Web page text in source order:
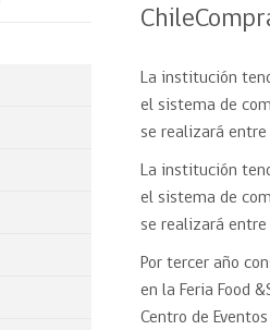
Participación Ciudadana
Sé parte de nuestro equipo
Eficiencia
Gratis y en
Certificación
Centro de
Asesorías
Compras
Datos Abiertos
La institución
el sistema de
se realizará
La institución
el sistema de
se realizará
Por tercer año
en la Feria Food
Centro de